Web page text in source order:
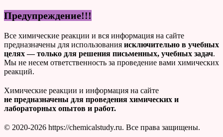
Предупреждение!!!
Все химические реакции и вся информация на сайте
предназначены для использования исключительно в учебных
целях — только для решения письменных, учебных задач.
Мы не несем ответственность за проведение вами химических
реакций.
Химические реакции и информация на сайте
не предназначены для проведения химических и
лабораторных опытов и работ.
© 2020-2026 https://chemicalstudy.ru. Все права защищены.